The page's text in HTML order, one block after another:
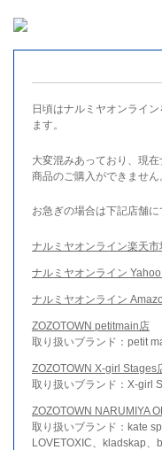
日頃はナルミヤオンライ
ます。
大変混みあっており、現
商品のご購入ができません
お急ぎの場合は下記店舗に
ナルミヤオンライン楽天市
ナルミヤオンライン
ナルミヤオンライン
ZOZOTOWN petitmain店
取り扱いブランド：petit
ZOZOTOWN X-girl Stages
取り扱いブランド：X-girl
ZOZOTOWN NARUMIYA
取り扱いブランド：kate
LOVETOXIC、kladskap